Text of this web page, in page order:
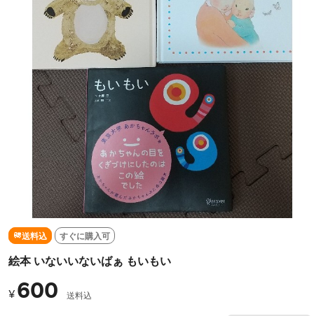
送料込 すぐに購入可
絵本 いないいないばぁ もいもい
¥ 600 送料込